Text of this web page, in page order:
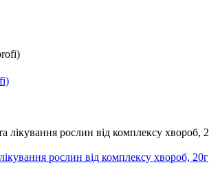
рослин від комплексу хвороб, 20г